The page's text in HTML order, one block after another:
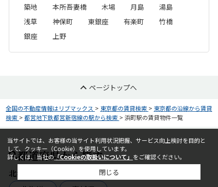
築地
本所吾妻橋 木場 月島
湯島
浅草
神保町 東銀座 有楽町
竹橋
銀座
上野
ページトップへ
全国の不動産情報はリブマックス > 東京都の賃貸検索 > 東京都の沿線から賃貸
検索 > 都営地下鉄都営新宿線の駅から検索 > 浜町駅の賃貸物件一覧
都道府県から探す
北海道・東北エリア
当サイトでは、お客様の当サイト利用状況把握、サービス向上検討を目的と
して、クッキー（Cookie）を使用しています。
詳しくは、当社の「Cookieの取扱いについて」 をご確認ください。
閉じる